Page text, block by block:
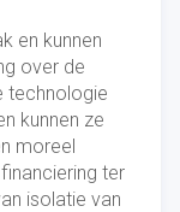
en kunnen
over de
technologie
kunnen ze
moreel
ter
isolatie van